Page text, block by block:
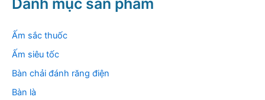
i
m
Danh mục sản phẩm
Ấm sắc thuốc
Ấm siêu tốc
Bàn chải đánh răng điện
Bàn là